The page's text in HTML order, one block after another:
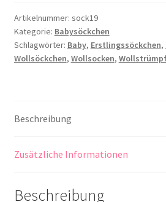
Artikelnummer: sock19
Kategorie: Babysöckchen
Schlagwörter: Baby, Erstlingssöckchen,
Wollsöckchen, Wollsocken,
Beschreibung
Zusätzliche Informationen
Beschreibung